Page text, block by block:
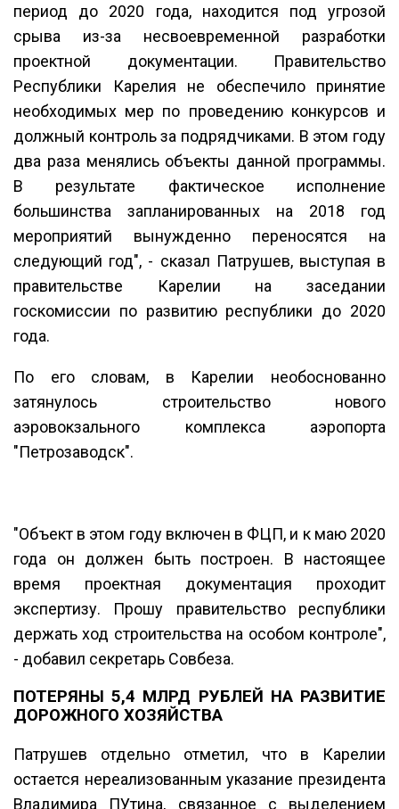
период до 2020 года, находится под угрозой
срыва из-за несвоевременной разработки
проектной документации. Правительство
Республики Карелия не обеспечило принятие
необходимых мер по проведению конкурсов и
должный контроль за подрядчиками. В этом году
два раза менялись объекты данной программы.
В результате фактическое исполнение
большинства запланированных на 2018 год
мероприятий вынужденно переносятся на
следующий год", - сказал Патрушев, выступая в
правительстве Карелии на заседании
госкомиссии по развитию республики до 2020
года.
По его словам, в Карелии необоснованно
затянулось строительство нового
аэровокзального комплекса аэропорта
"Петрозаводск".
"Объект в этом году включен в ФЦП, и к маю 2020
года он должен быть построен. В настоящее
время проектная документация проходит
экспертизу. Прошу правительство республики
держать ход строительства на особом контроле",
- добавил секретарь Совбеза.
ПОТЕРЯНЫ 5,4 МЛРД РУБЛЕЙ НА РАЗВИТИЕ
ДОРОЖНОГО ХОЗЯЙСТВА
Патрушев отдельно отметил, что в Карелии
остается нереализованным указание президента
Владимира ПУтина, связанное с выделением